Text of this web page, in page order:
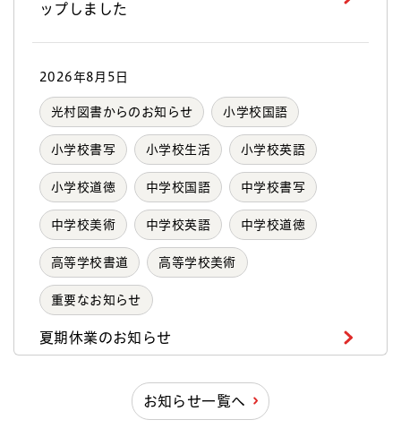
ップしました
2026年8月5日
光村図書からのお知らせ 小学校国語
小学校書写 小学校生活 小学校英語
小学校道徳 中学校国語 中学校書写
中学校美術 中学校英語 中学校道徳
高等学校書道 高等学校美術
重要なお知らせ
夏期休業のお知らせ
お知らせ一覧へ